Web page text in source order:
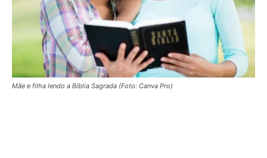
Mãe e filha lendo a Bíblia Sagrada (Foto: Canva Pro)